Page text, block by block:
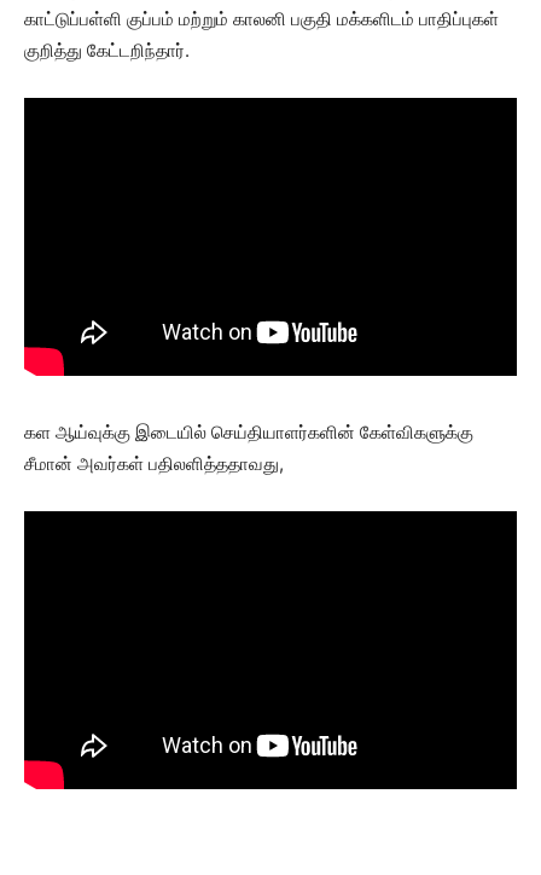
காட்டுப்பள்ளி குப்பம் மற்றும் காலனி பகுதி மக்களிடம் பாதிப்புகள்
குறித்து கேட்டறிந்தார்.
கள ஆய்வுக்கு இடையில் செய்தியாளர்களின் கேள்விகளுக்கு
சீமான் அவர்கள் பதிலளித்ததாவது,